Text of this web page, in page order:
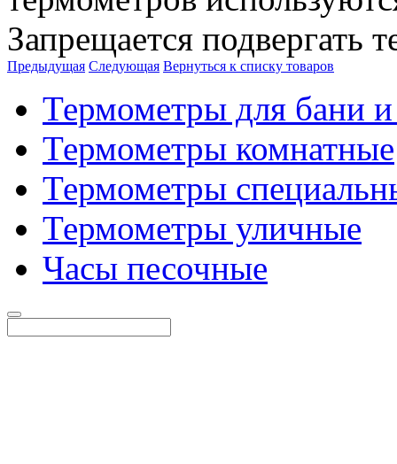
Запрещается подвергать
Предыдущая Следующая Вернуться к списку товаров
Термометры для бани
Термометры комнатные
Термометры
Термометры уличные
Часы песочные